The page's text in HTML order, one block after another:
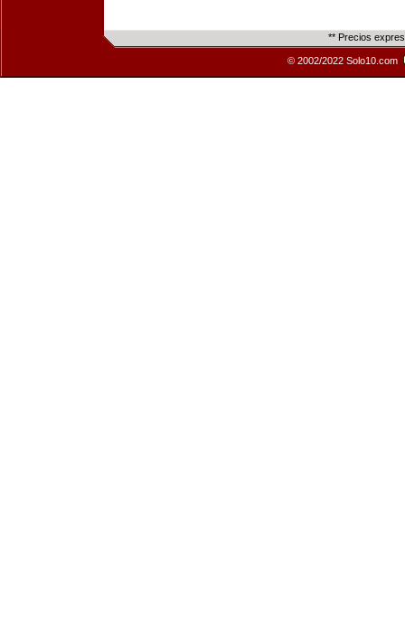
** Precios
© 2002/2022 Solo10.com